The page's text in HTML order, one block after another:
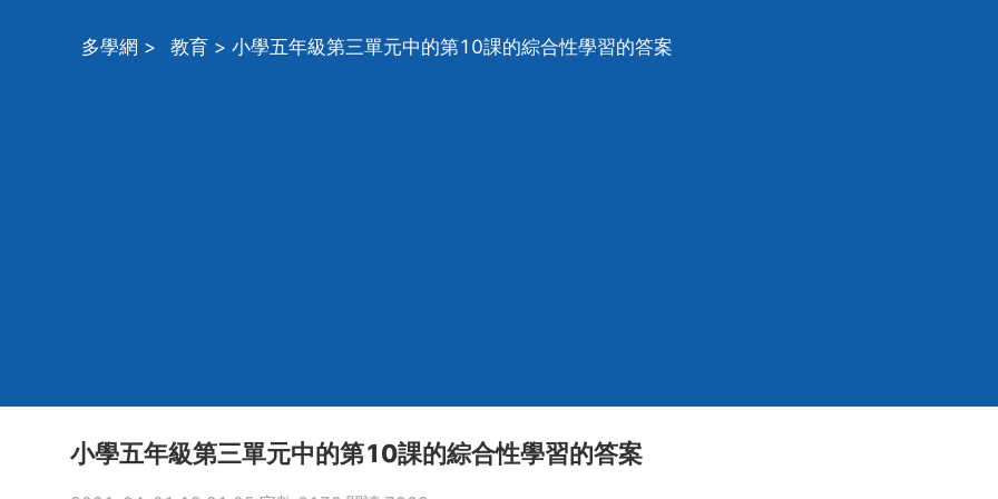
多學網 > 教育 > 小學五年級第三單元中的第10課的綜合性學習的答案
小學五年級第三單元中的第10課的綜合性學習的答案